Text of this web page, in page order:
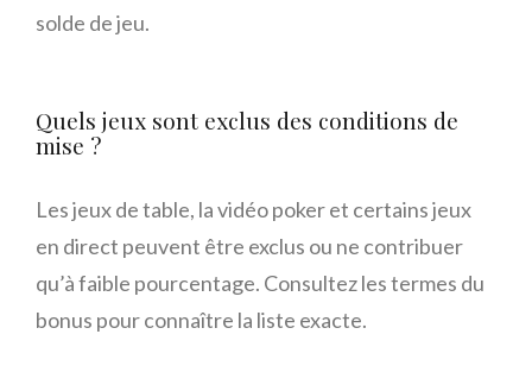
solde de jeu.
Quels jeux sont exclus des conditions de
mise ?
Les jeux de table, la vidéo poker et certains jeux
en direct peuvent être exclus ou ne contribuer
qu’à faible pourcentage. Consultez les termes du
bonus pour connaître la liste exacte.